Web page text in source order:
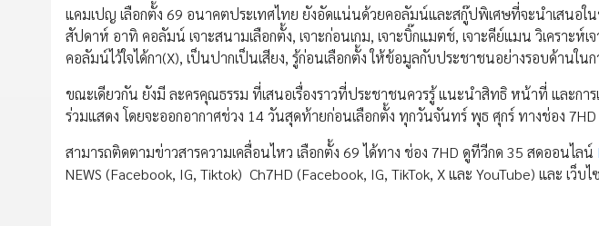
แคมเปญ เลือกตั้ง 69 อนาคตประเทศไทย ยังอัดแน่นด้วยคอลัมน์และสกู๊ปพิเศษที่จะนำเสนอใ
สัปดาห์ อาทิ คอลัมน์ เจาะสนามเลือกตั้ง, เจาะก่อนเกม, เจาะบิ๊กแมตช์, เจาะคีย์แมน วิเคราะห์เ
คอลัมน์ไว้ใจได้กา(X), เป็นปากเป็นเสียง, รู้ก่อนเลือกตั้ง ให้ข้อมูลกับประชาชนอย่างรอบด้านใน
ขณะเดียวกัน ยังมี ละครคุณธรรม ที่เสนอเรื่องราวที่ประชาชนควรรู้ แนะนำสิทธิ หน้าที่ และการ
ร่วมแสดง โดยจะออกอากาศช่วง 14 วันสุดท้ายก่อนเลือกตั้ง ทุกวันจันทร์ พุธ ศุกร์ ทางช่อง
สามารถติดตามข่าวสารความเคลื่อนไหว เลือกตั้ง 69 ได้ทาง ช่อง 7HD ดูทีวีกด 35 สดออนไลน์
NEWS (Facebook, IG, Tiktok) Ch7HD (Facebook, IG, TikTok, X และ YouTube) และ เว็บไ